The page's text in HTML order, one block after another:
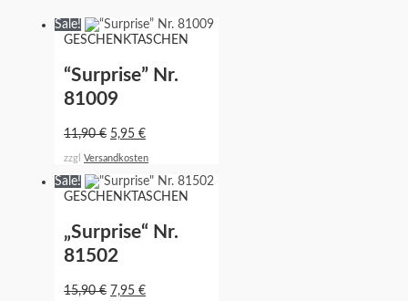
Sale!
GESCHENKTASCHEN
“Surprise” Nr.
81009
11,90€ 5,95 €
zzgl Versandkosten
Sale!
GESCHENKTASCHEN
„Surprise“ Nr.
81502
15,90€ 7,95 €